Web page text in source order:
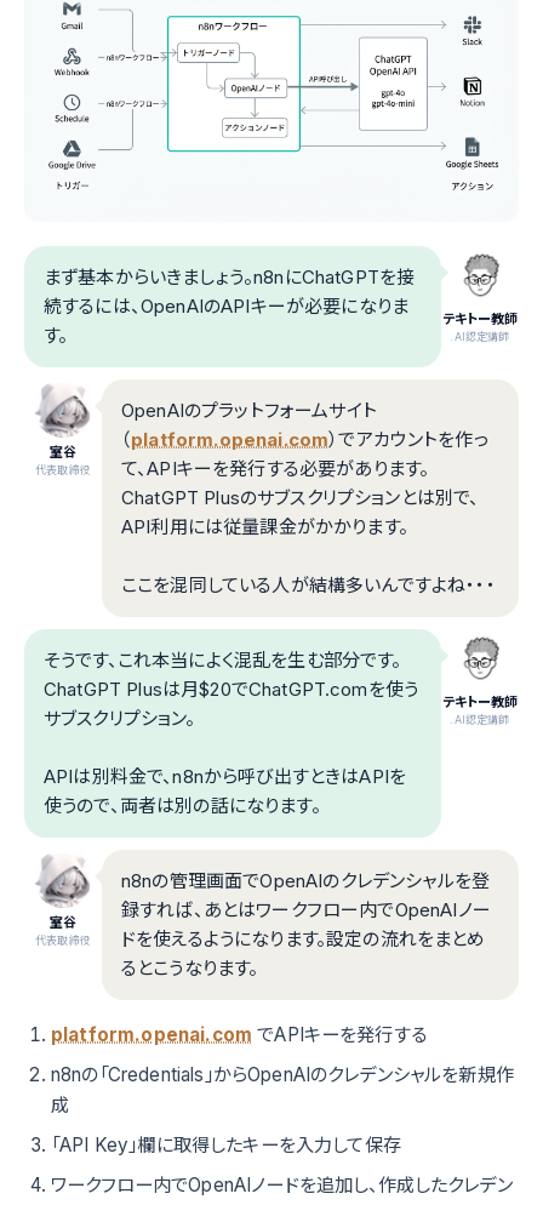
テキトー教師
.AI認定講師
まず基本からいきましょう。n8nにChatGPTを接
続するには、OpenAIのAPIキーが必要になりま
す。
室谷
代表取締役
OpenAIのプラットフォームサイト
（platform.openai.com）でアカウントを作っ
て、APIキーを発行する必要があります。
ChatGPT Plusのサブスクリプションとは別で、
API利用には従量課金がかかります。
ここを混同している人が結構多いんですよね・・・
テキトー教師
.AI認定講師
そうです、これ本当によく混乱を生む部分です。
ChatGPT Plusは月$20でChatGPT.comを使う
サブスクリプション。
APIは別料金で、n8nから呼び出すときはAPIを
使うので、両者は別の話になります。
室谷
代表取締役
n8nの管理画面でOpenAIのクレデンシャルを登
録すれば、あとはワークフロー内でOpenAIノー
ドを使えるようになります。設定の流れをまとめ
るとこうなります。
platform.openai.com でAPIキーを発行する
n8nの「Credentials」からOpenAIのクレデンシャルを新規作
成
「API Key」欄に取得したキーを入力して保存
ワークフロー内でOpenAIノードを追加し、作成したクレデン